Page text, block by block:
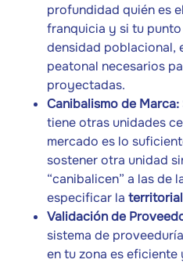
profundidad quién es
franquicia y si tu
densidad poblacional,
peatonal necesarios
proyectadas.
Canibalismo de Marca:
tiene otras unidades
mercado es lo
sostener otra unidad
“canibalicen” a las de
especificar la
Validación de
sistema de
en tu zona es